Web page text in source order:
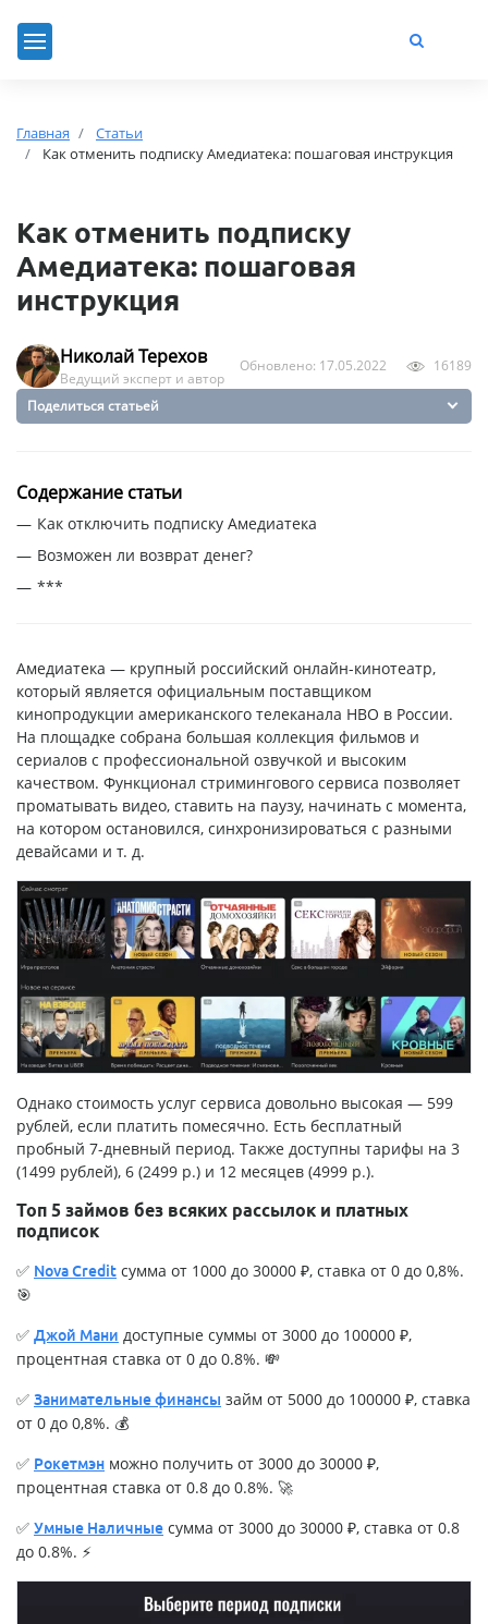
Главная
Статьи
Как отменить подписку Амедиатека: пошаговая инструкция
Как отменить подписку
Амедиатека: пошаговая
инструкция
Николай Терехов
Ведущий эксперт и автор
Обновлено: 17.05.2022 16189
Поделиться статьей
Содержание статьи
Как отключить подписку Амедиатека
Возможен ли возврат денег?
***
Амедиатека — крупный российский онлайн-кинотеатр,
который является официальным поставщиком
кинопродукции американского телеканала HBO в России.
На площадке собрана большая коллекция фильмов и
сериалов с профессиональной озвучкой и высоким
качеством. Функционал стримингового сервиса позволяет
проматывать видео, ставить на паузу, начинать с момента,
на котором остановился, синхронизироваться с разными
девайсами и т. д.
Однако стоимость услуг сервиса довольно высокая — 599
рублей, если платить помесячно. Есть бесплатный
пробный 7-дневный период. Также доступны тарифы на 3
(1499 рублей), 6 (2499 р.) и 12 месяцев (4999 р.).
Топ 5 займов без всяких рассылок и платных
подписок
✅ Nova Credit сумма от 1000 до 30000 ₽, ставка от 0 до 0,8%.
🎯
✅ Джой Мани доступные суммы от 3000 до 100000 ₽,
процентная ставка от 0 до 0.8%. 💸
✅ Занимательные финансы займ от 5000 до 100000 ₽, ставка
от 0 до 0,8%. 💰
✅ Рокетмэн можно получить от 3000 до 30000 ₽,
процентная ставка от 0.8 до 0.8%. 🚀
✅ Умные Наличные сумма от 3000 до 30000 ₽, ставка от 0.8
до 0.8%. ⚡